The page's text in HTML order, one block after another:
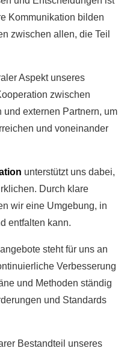
Kommunikation bilden
zwischen allen, die Teil
Aspekt unseres
zwischen
und externen Partnern, um
und voneinander
unterstützt uns dabei,
Durch klare
wir eine Umgebung, in
entfalten kann.
steht für uns an
Verbesserung
und Methoden ständig
und Standards
Bestandteil unseres